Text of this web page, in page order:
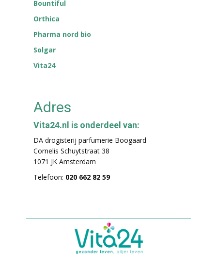
Bountiful
Orthica
Pharma nord bio
Solgar
Vita24
Adres
Vita24.nl is onderdeel van:
DA drogisterij parfumerie Boogaard
Cornelis Schuytstraat 38
1071 JK Amsterdam
Telefoon: 020 662 82 59